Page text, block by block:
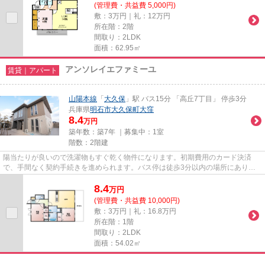
(管理費・共益費 5,000円)
敷：3万円｜礼：12万円
所在階：2階
間取り：2LDK
面積：62.95㎡
賃貸｜アパート アンソレイエファミーユ
山陽本線 「 大久保 」駅 バス15分 「高丘7丁目」 停歩3分
兵庫県明石市大久保町大窪
8.4万円
築年数：築7年 ｜募集中： 1室
階数：2階建
陽当たりが良いので洗濯物もすぐ乾く物件になります。初期費用のカード決済
で、手間なく契約手続きを進められます。バス停は徒歩3分以内の場所にあり、
8.4万円
(管理費・共益費 10,000円)
敷：3万円｜礼：16.8万円
所在階：1階
間取り：2LDK
面積：54.02㎡